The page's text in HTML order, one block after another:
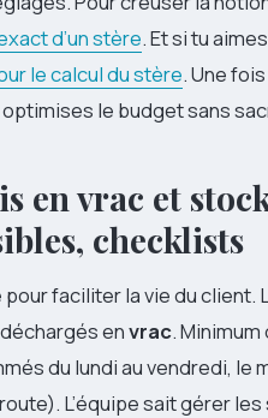
d’un stère. Et si tu
le calcul du stère. Une
le budget sans
en vrac et
checklists
faciliter la vie du client.
envrac.
du lundi au vendredi,
L’équipe sait gérer